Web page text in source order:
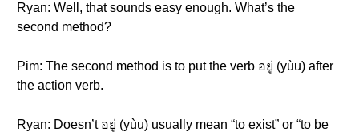
Ryan: Well, that sounds easy enough. What’s the
second method?
Pim: The second method is to put the verb อยู่ (yùu) after
the action verb.
Ryan: Doesn’t อยู่ (yùu) usually mean “to exist” or “to be